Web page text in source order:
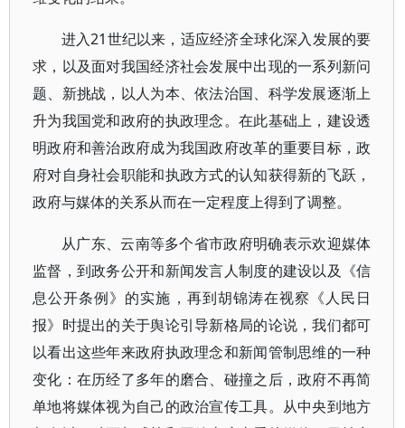
进入21世纪以来，适应经济全球化深入发展的要
求，以及面对我国经济社会发展中出现的一系列新问
题、新挑战，以人为本、依法治国、科学发展逐渐上
升为我国党和政府的执政理念。在此基础上，建设透
明政府和善治政府成为我国政府改革的重要目标，政
府对自身社会职能和执政方式的认知获得新的飞跃，
政府与媒体的关系从而在一定程度上得到了调整。
从广东、云南等多个省市政府明确表示欢迎媒体
监督，到政务公开和新闻发言人制度的建设以及《信
息公开条例》的实施，再到胡锦涛在视察《人民日
报》时提出的关于舆论引导新格局的论说，我们都可
以看出这些年来政府执政理念和新闻管制思维的一种
变化：在历经了多年的磨合、碰撞之后，政府不再简
单地将媒体视为自己的政治宣传工具。从中央到地方